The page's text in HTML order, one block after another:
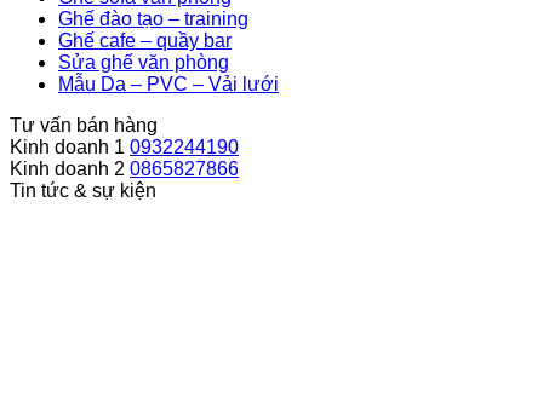
Ghế đào tạo – training
Ghế cafe – quầy bar
Sửa ghế văn phòng
Mẫu Da – PVC – Vải lưới
Tư vấn bán hàng
Kinh doanh 1 0932244190
Kinh doanh 2 0865827866
Tin tức & sự kiện